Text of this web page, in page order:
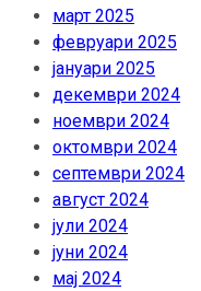
март 2025
февруари 2025
јануари 2025
декември 2024
ноември 2024
октомври 2024
септември 2024
август 2024
јули 2024
јуни 2024
мај 2024